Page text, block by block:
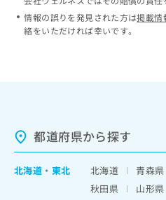
情報の誤りを発見された方は掲載情
絡をいただければ幸いです。
都道府県から探す
北海道 ・ 東北 北海道 青森県
秋田県
山形県